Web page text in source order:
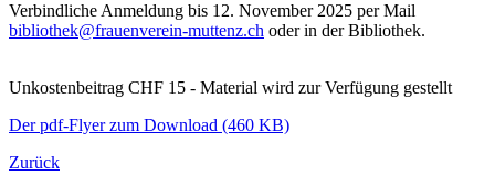
Verbindliche Anmeldung bis 12. November 2025 per Mail
bibliothek@frauenverein-muttenz.ch oder in der Bibliothek.
Unkostenbeitrag CHF 15 - Material wird zur Verfügung gestellt
Der pdf-Flyer zum Download (460 KB)
Zurück